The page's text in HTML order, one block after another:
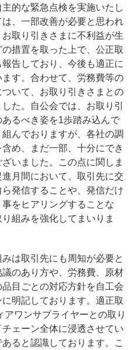
的な緊急点検を実施いたし
、一部改善が必要と思われ
取り引きさまに不利益が生
措置を取った上で、公正取
告しており、今後も適正に
す。合わせて、労務費等の
いて、お取り引きさまとの
た。自公会では、お取り引
るべき姿を1歩踏み込んで
んでおりますが、各社の調
め、まだ一部、十分にでき
いました。この点に関しま
月間において、取引先に交
発信することや、発信だけ
をヒアリングすることな
組みを強化してまいりま
は取引先にも周知が必要と
のあり方や、労務費、原材
目ごとの対応方針を自工会
明記しております。適正取
ワンサプライヤーとの取り
ェーン全体に浸透させてい
ると認識しております。こ